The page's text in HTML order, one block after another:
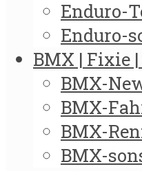
Enduro-
Enduro-
BMX | Fixie
BMX-
BMX-
BMX-
BMX-